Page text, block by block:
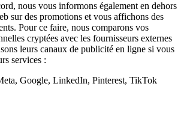
nous vous informons également en dehors
sur des promotions et vous affichons des
Pour ce faire, nous comparons vos
cryptées avec les fournisseurs externes
leurs canaux de publicité en ligne si vous
services :
Google, LinkedIn, Pinterest, TikTok